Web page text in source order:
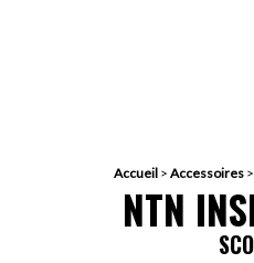
Accueil > Accessoires >
NTN